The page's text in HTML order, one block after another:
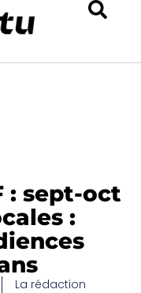
: sept-oct
:
La rédaction